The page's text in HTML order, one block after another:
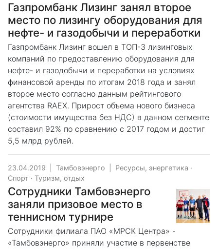
Газпромбанк Лизинг занял второе
место по лизингу оборудования для
нефте- и газодобычи и переработки
Газпромбанк Лизинг вошел в ТОП-3 лизинговых
компаний по предоставлению оборудования для
нефте- и газодобычи и переработки на условиях
финансовой аренды по итогам 2018 года и занял
второе место согласно данным рейтингового
агентства RAEX. Прирост объема нового бизнеса
(стоимости имущества без НДС) в данном сегменте
составил 92% по сравнению с 2017 годом и достиг
5,5 млрд рублей.
23.04.2019 Тамбовэнерго Ресурсы, энергетика ·
Спорт · Туризм, отдых
Сотрудники Тамбовэнерго
заняли призовое место в
теннисном турнире
Сотрудники филиала ПАО «МРСК Центра» -
«Тамбовэнерго» приняли участие в первенстве